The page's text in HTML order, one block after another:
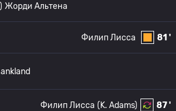
Жорди Альтена
81 '
Филип Лисса
87 '
(K. Adams)
Филип Лисса